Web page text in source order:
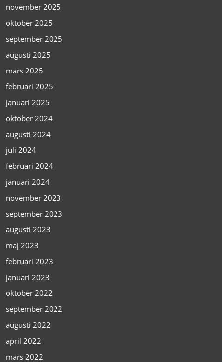
november 2025
oktober 2025
september 2025
augusti 2025
mars 2025
februari 2025
januari 2025
oktober 2024
augusti 2024
juli 2024
februari 2024
januari 2024
november 2023
september 2023
augusti 2023
maj 2023
februari 2023
januari 2023
oktober 2022
september 2022
augusti 2022
april 2022
mars 2022